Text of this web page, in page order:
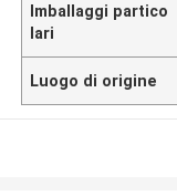
Imballaggi partico
lari
Luogo di origine